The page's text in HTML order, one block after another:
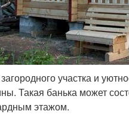
участка и
Такая банька может
этажом.